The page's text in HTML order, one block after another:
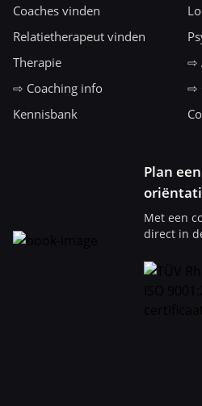
Coaches vinden
Relatietherapeut vinden
Therapie
⇨
⇨ Coaching info
⇨
Kennisbank
Plan
Met een
direct in